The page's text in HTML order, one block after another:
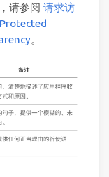
请参阅 请求访
。